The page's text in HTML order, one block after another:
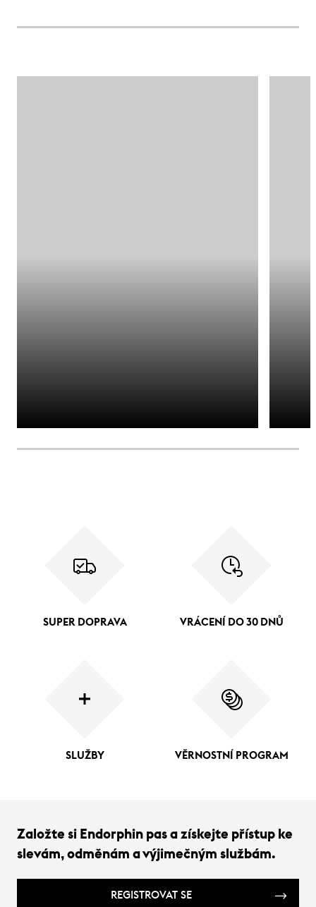
SUPER DOPRAVA VRÁCENÍ DO 30 DNŮ
SLUŽBY VĚRNOSTNÍ PROGRAM
Založte si Endorphin pas a získejte přístup ke
slevám, odměnám a výjimečným službám.
REGISTROVAT SE